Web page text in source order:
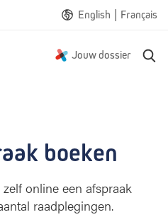
English | Français
Jouw dossier
boeken
online een afspraak
raadplegingen.